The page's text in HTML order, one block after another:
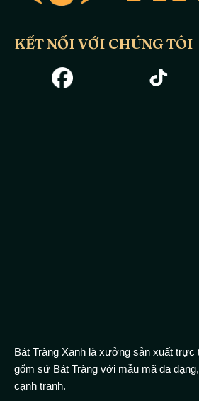
KẾT NỐI VỚI CHÚNG TÔI
Bát Tràng Xanh là xưởng sản xuất trực
gốm sứ Bát Tràng với mẫu mã đa
cạnh tranh.